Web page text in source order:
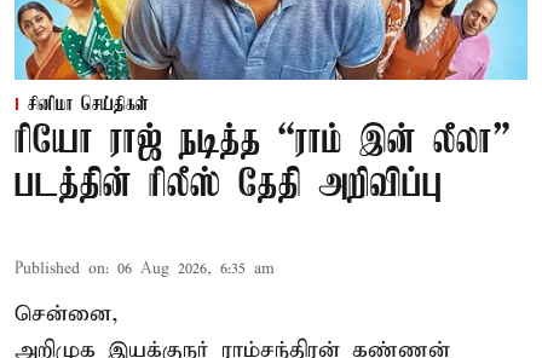
சினிமா செய்திகள்
ரியோ ராஜ் நடித்த “ராம் இன் லீலா”
படத்தின் ரிலீஸ் தேதி அறிவிப்பு
Published on: 06 Aug 2026, 6:35 am
சென்னை,
அறிமுக இயக்குநர் ராம்சந்திரன் கண்ணன்